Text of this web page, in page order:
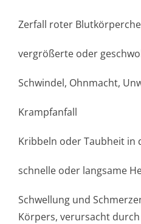
Zerfall roter
vergrößerte oder
Schwindel, Ohnmacht,
Krampfanfall
Kribbeln oder Taubheit in
schnelle oder langsame
Schwellung und
Körpers, verursacht